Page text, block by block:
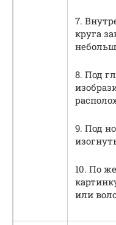
7.
круга
8. Под
9. Под
10. По
или